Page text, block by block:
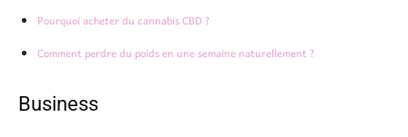
Pourquoi acheter du cannabis CBD ?
Comment perdre du poids en une semaine naturellement ?
Business